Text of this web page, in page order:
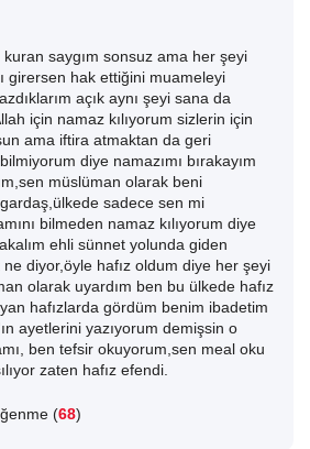
saygım sonsuz ama her şeyi
girersen hak ettiğini muameleyi
açık aynı şeyi sana da
için namaz kılıyorum sizlerin için
ama iftira atmaktan da geri
diye namazımı bırakayım
müslüman olarak beni
gardaş,ülkede sadece sen mi
bilmeden namaz kılıyorum diye
ehli sünnet yolunda giden
ne diyor,öyle hafız oldum diye her şeyi
olarak uyardım ben bu ülkede hafız
hafızlarda gördüm benim ibadetim
ayetlerini yazıyorum demişsin o
ben tefsir okuyorum,sen meal oku
zaten hafız efendi.
(68)